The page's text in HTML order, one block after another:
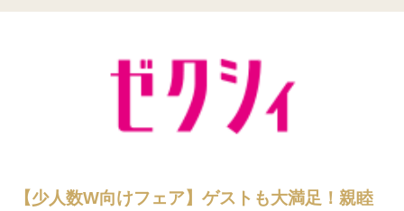
【少人数W向けフェア】ゲストも大満足！親睦